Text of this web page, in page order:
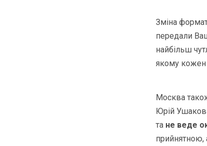
Зміна
передали
найбільш
якому кожен
Москва
Юрій Ушаков
та не веде
прийнятною,